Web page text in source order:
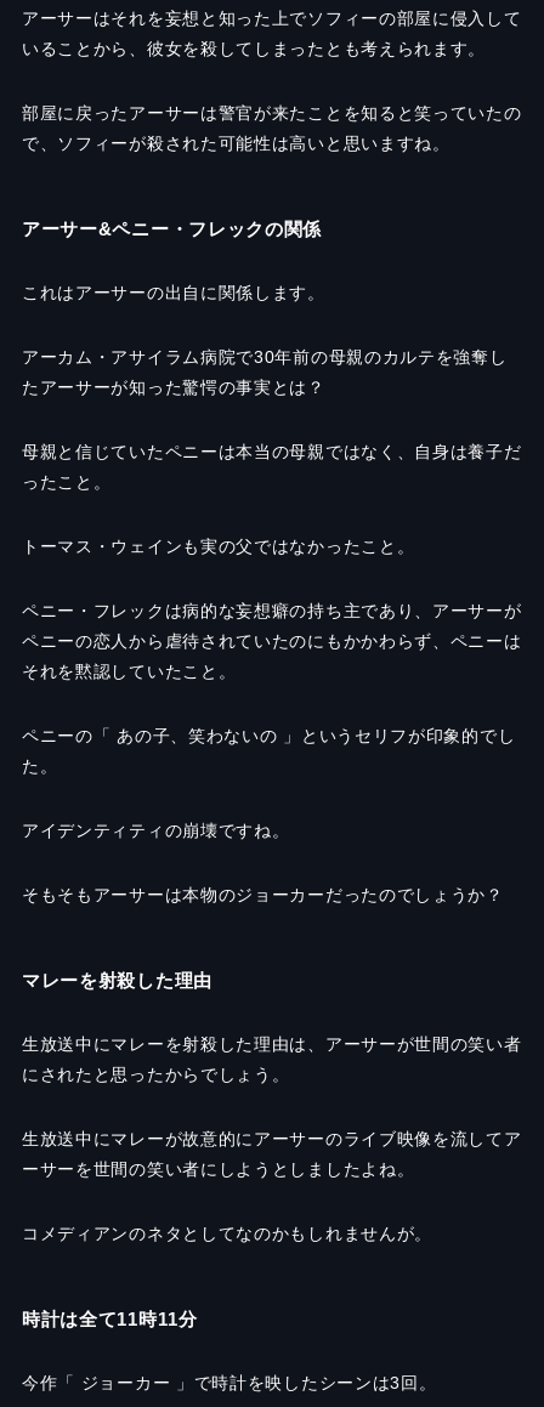
アーサーはそれを妄想と知った上でソフィーの部屋に侵入して
いることから、彼女を殺してしまったとも考えられます。
部屋に戻ったアーサーは警官が来たことを知ると笑っていたの
で、ソフィーが殺された可能性は高いと思いますね。
アーサー&ペニー・フレックの関係
これはアーサーの出自に関係します。
アーカム・アサイラム病院で30年前の母親のカルテを強奪し
たアーサーが知った驚愕の事実とは？
母親と信じていたペニーは本当の母親ではなく、自身は養子だ
ったこと。
トーマス・ウェインも実の父ではなかったこと。
ペニー・フレックは病的な妄想癖の持ち主であり、アーサーが
ペニーの恋人から虐待されていたのにもかかわらず、ペニーは
それを黙認していたこと。
ペニーの「 あの子、笑わないの 」というセリフが印象的でし
た。
アイデンティティの崩壊ですね。
そもそもアーサーは本物のジョーカーだったのでしょうか？
マレーを射殺した理由
生放送中にマレーを射殺した理由は、アーサーが世間の笑い者
にされたと思ったからでしょう。
生放送中にマレーが故意的にアーサーのライブ映像を流してア
ーサーを世間の笑い者にしようとしましたよね。
コメディアンのネタとしてなのかもしれませんが。
時計は全て11時11分
今作「 ジョーカー 」で時計を映したシーンは3回。